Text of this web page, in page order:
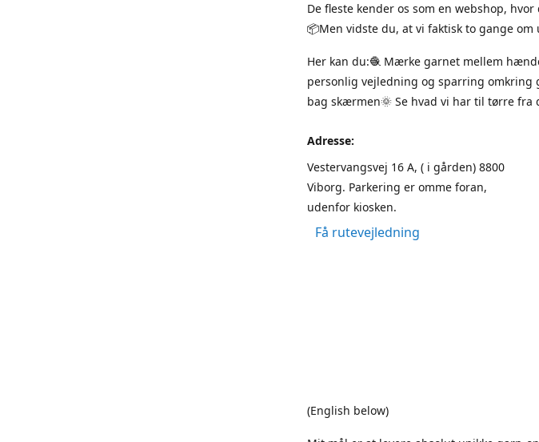
De fleste kender os som en webshop,
📦Men vidste du, at vi faktisk to gange om
Her kan du:🧶 Mærke garnet mellem
personlig vejledning og sparring omkring
bag skærmen🌞 Se hvad vi har til tørre fra
Adresse:
Vestervangsvej 16 A, ( i gården) 8800
Viborg. Parkering er omme foran,
udenfor kiosken.
Få rutevejledning
(English below)